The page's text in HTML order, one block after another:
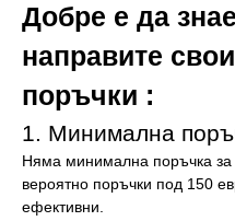
Добре е да
направите
поръчки :
1. Минимална
Няма минимална поръчка за
вероятно поръчки под 150
ефективни.